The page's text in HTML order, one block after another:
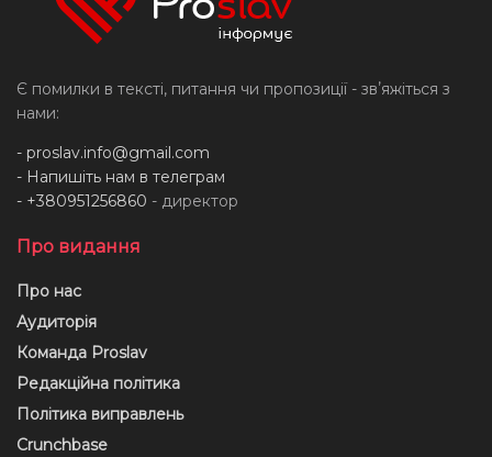
Є помилки в тексті, питання чи пропозиції - звʼяжіться з
нами:
- proslav.info@gmail.com
- Напишіть нам в телеграм
- +380951256860 - директор
Про видання
Про нас
Аудиторія
Команда Proslav
Редакційна політика
Політика виправлень
Crunchbase